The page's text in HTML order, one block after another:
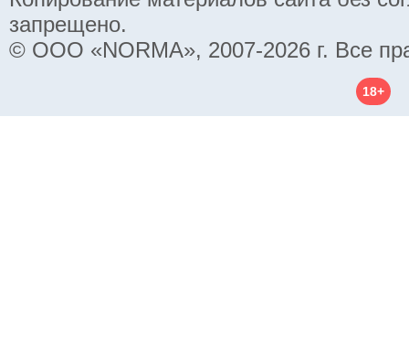
запрещено.
© ООО «NORMA», 2007-2026 г. Все
18+